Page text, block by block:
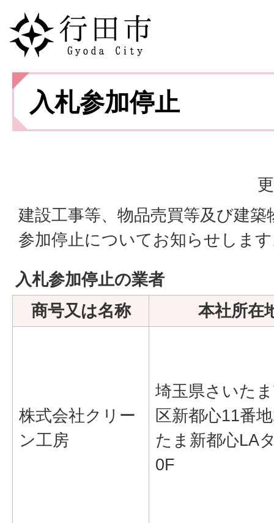
入札参加停止
建設工事等、物品売買等及び建
参加停止についてお知らせしま
入札参加停止の業者
商号又は名称
本社所在
株式会社クリー
ン工房
埼玉県さいた
区新都心11番
たま新都心LA
0F